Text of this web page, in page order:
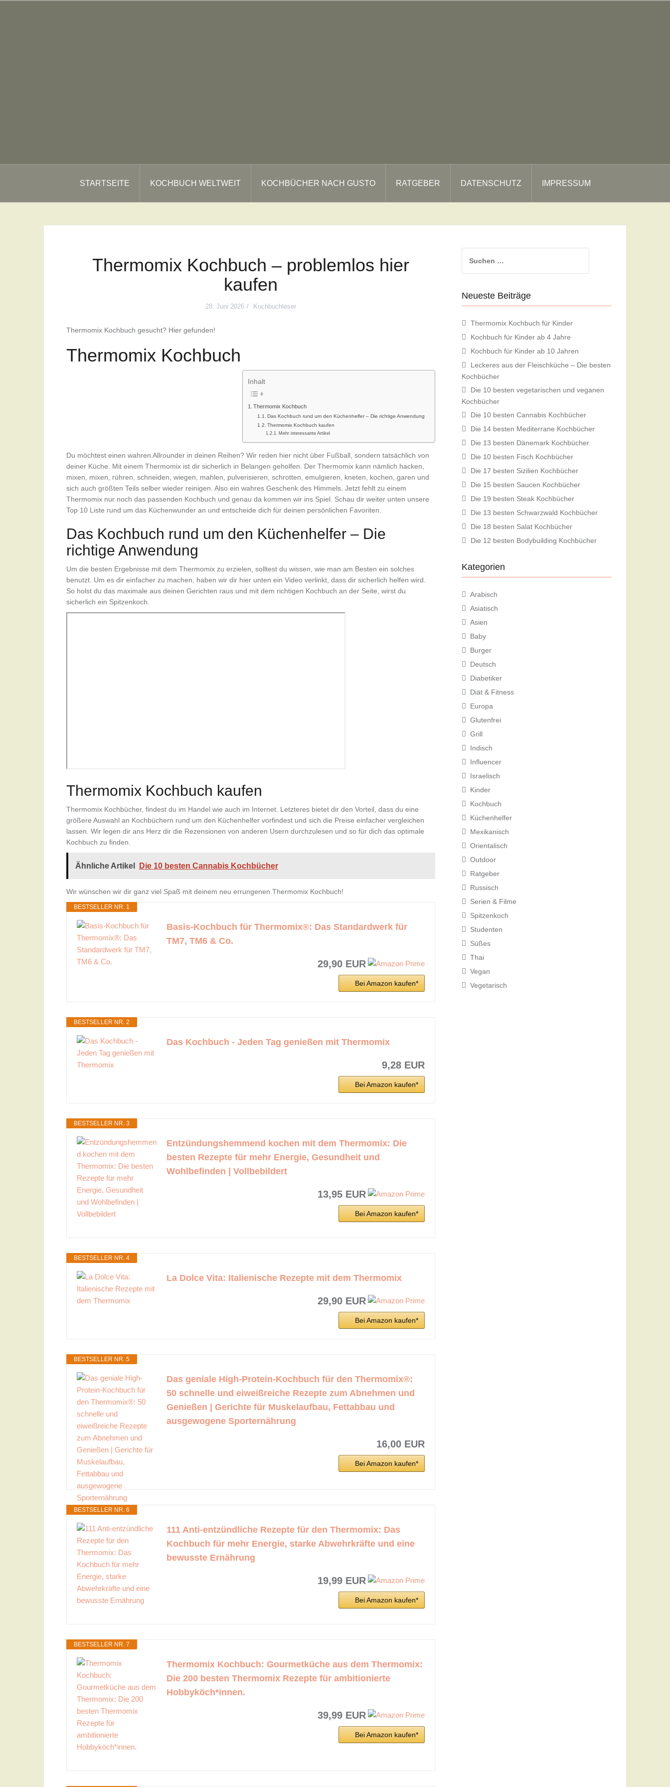
STARTSEITE KOCHBUCH WELTWEIT KOCHBÜCHER NACH GUSTO RATGEBER DATENSCHUTZ IMPRESSUM
Thermomix Kochbuch – problemlos hier
kaufen
28. Juni 2026 Kochbuchleser
Thermomix Kochbuch gesucht? Hier gefunden!
Thermomix Kochbuch
Inhalt
Thermomix Kochbuch
Das Kochbuch rund um den Küchenhelfer – Die richtige Anwendung
Thermomix Kochbuch kaufen
Mehr interessante Artikel
Du möchtest einen wahren Allrounder in deinen Reihen? Wir reden hier nicht über Fußball, sondern tatsächlich von
deiner Küche. Mit einem Thermomix ist dir sicherlich in Belangen geholfen. Der Thermomix kann nämlich hacken,
mixen, mixen, rühren, schneiden, wiegen, mahlen, pulverisieren, schrotten, emulgieren, kneten, kochen, garen und
sich auch größten Teils selber wieder reinigen. Also ein wahres Geschenk des Himmels. Jetzt fehlt zu einem
Thermomix nur noch das passenden Kochbuch und genau da kommen wir ins Spiel. Schau dir weiter unten unsere
Top 10 Liste rund um das Küchenwunder an und entscheide dich für deinen persönlichen Favoriten.
Das Kochbuch rund um den Küchenhelfer – Die
richtige Anwendung
Um die besten Ergebnisse mit dem Thermomix zu erzielen, solltest du wissen, wie man am Besten ein solches
benutzt. Um es dir einfacher zu machen, haben wir dir hier unten ein Video verlinkt, dass dir sicherlich helfen wird.
So holst du das maximale aus deinen Gerichten raus und mit dem richtigen Kochbuch an der Seite, wirst du
sicherlich ein Spitzenkoch.
Thermomix Kochbuch kaufen
Thermomix Kochbücher, findest du im Handel wie auch im Internet. Letzteres bietet dir den Vorteil, dass du eine
größere Auswahl an Kochbüchern rund um den Küchenhelfer vorfindest und sich die Preise einfacher vergleichen
lassen. Wir legen dir ans Herz dir die Rezensionen von anderen Usern durchzulesen und so für dich das optimale
Kochbuch zu finden.
Ähnliche Artikel Die 10 besten Cannabis Kochbücher
Wir wünschen wir dir ganz viel Spaß mit deinem neu errungenen Thermomix Kochbuch!
BESTSELLER NR. 1
Basis-Kochbuch für Thermomix®: Das Standardwerk für
TM7, TM6 & Co.
29,90 EUR
Bei Amazon kaufen*
BESTSELLER NR. 2
Das Kochbuch - Jeden Tag genießen mit Thermomix
9,28 EUR
Bei Amazon kaufen*
BESTSELLER NR. 3
Entzündungshemmend kochen mit dem Thermomix: Die
besten Rezepte für mehr Energie, Gesundheit und
Wohlbefinden | Vollbebildert
13,95 EUR
Bei Amazon kaufen*
BESTSELLER NR. 4
La Dolce Vita: Italienische Rezepte mit dem Thermomix
29,90 EUR
Bei Amazon kaufen*
BESTSELLER NR. 5
Das geniale High-Protein-Kochbuch für den Thermomix®:
50 schnelle und eiweißreiche Rezepte zum Abnehmen und
Genießen | Gerichte für Muskelaufbau, Fettabbau und
ausgewogene Sporternährung
16,00 EUR
Bei Amazon kaufen*
BESTSELLER NR. 6
111 Anti-entzündliche Rezepte für den Thermomix: Das
Kochbuch für mehr Energie, starke Abwehrkräfte und eine
bewusste Ernährung
19,99 EUR
Bei Amazon kaufen*
BESTSELLER NR. 7
Thermomix Kochbuch: Gourmetküche aus dem Thermomix:
Die 200 besten Thermomix Rezepte für ambitionierte
Hobbyköch*innen.
39,99 EUR
Bei Amazon kaufen*
nach:
Neueste Beiträge
Thermomix Kochbuch für Kinder
Kochbuch für Kinder ab 4 Jahre
Kochbuch für Kinder ab 10 Jahren
Leckeres aus der Fleischküche – Die besten
Kochbücher
Die 10 besten vegetarischen und veganen
Kochbücher
Die 10 besten Cannabis Kochbücher
Die 14 besten Mediterrane Kochbücher
Die 13 besten Dänemark Kochbücher
Die 10 besten Fisch Kochbücher
Die 17 besten Sizilien Kochbücher
Die 15 besten Saucen Kochbücher
Die 19 besten Steak Kochbücher
Die 13 besten Schwarzwald Kochbücher
Die 18 besten Salat Kochbücher
Die 12 besten Bodybuilding Kochbücher
Kategorien
Arabisch
Asiatisch
Asien
Baby
Burger
Deutsch
Diabetiker
Diät & Fitness
Europa
Glutenfrei
Grill
Indisch
Influencer
Israelisch
Kinder
Kochbuch
Küchenhelfer
Mexikanisch
Orientalisch
Outdoor
Ratgeber
Russisch
Serien & Filme
Spitzenkoch
Studenten
Süßes
Thai
Vegan
Vegetarisch